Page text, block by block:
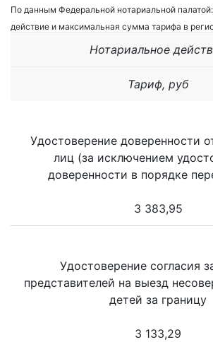
По данным Федеральной нотариальной
действие и максимальная сумма тарифа в
Нотариальное
Тариф, руб
Удостоверение доверенности
лиц (за исключением
доверенности в порядке
3 383,95
Удостоверение согласия
представителей на выезд
детей за границу
3 133,29